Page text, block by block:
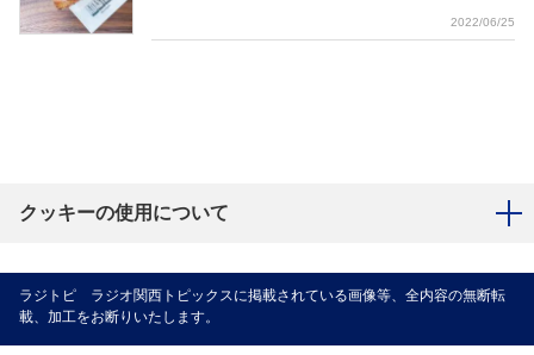
2022/06/25
クッキーの使用について
ラジトピ ラジオ関西トピックスに掲載されている画像等、全内容の無断転
載、加工をお断りいたします。